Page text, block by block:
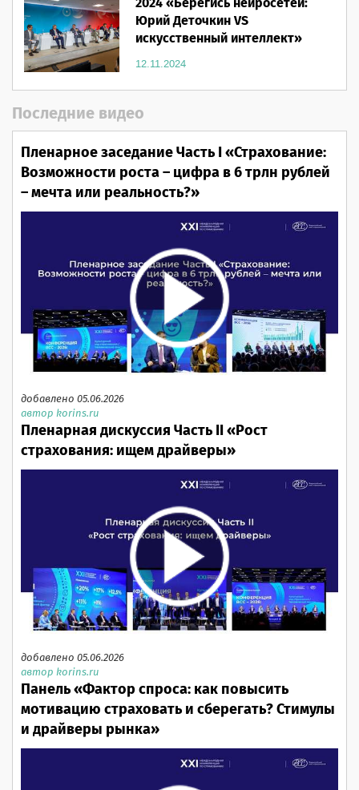
Юрий Деточкин VS
искусственный интеллект»
12.11.2024
Последние видео
Пленарное заседание Часть I «Страхование:
Возможности роста – цифра в 6 трлн рублей
– мечта или реальность?»
добавлено 05.06.2026
автор korins.ru
Пленарная дискуссия Часть II «Рост
страхования: ищем драйверы»
добавлено 05.06.2026
автор korins.ru
Панель «Фактор спроса: как повысить
мотивацию страховать и сберегать? Стимулы
и драйверы рынка»